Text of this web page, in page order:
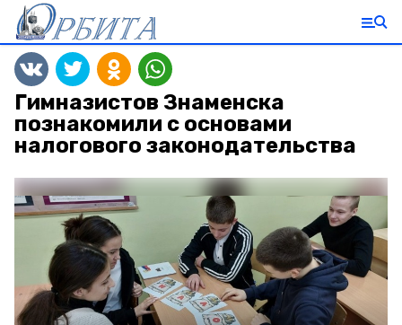
Гимназистов Знаменска
познакомили с основами
налогового законодательства